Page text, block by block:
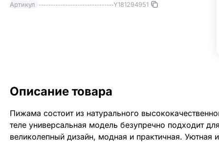
Артикул Y181294951
Описание товара
Пижама состоит из натурального
теле универсальная модель безупречно подходит
великолепный дизайн, модная и практичная. Уютная